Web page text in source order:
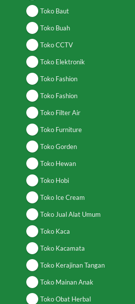
Toko Baut
Toko Buah
Toko CCTV
Toko Elektronik
Toko Fashion
Toko Fashion
Toko Filter Air
Toko Furniture
Toko Gorden
Toko Hewan
Toko Hobi
Toko Ice Cream
Toko Jual Alat Umum
Toko Kaca
Toko Kacamata
Toko Kerajinan Tangan
Toko Mainan Anak
Toko Obat Herbal